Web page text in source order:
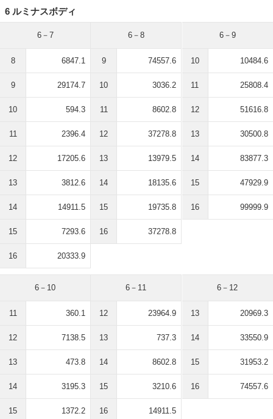
6 ルミナスボディ
6－7
8 6847.1
9 29174.7
10 594.3
11 2396.4
12 17205.6
13 3812.6
14 14911.5
15 7293.6
16 20333.9
6－8
9 74557.6
10 3036.2
11 8602.8
12 37278.8
13 13979.5
14 18135.6
15 19735.8
16 37278.8
6－9
10 10484.6
11 25808.4
12 51616.8
13 30500.8
14 83877.3
15 47929.9
16 99999.9
6－10
11 360.1
12 7138.5
13 473.8
14 3195.3
15 1372.2
6－11
12 23964.9
13 737.3
14 8602.8
15 3210.6
16 14911.5
6－12
13 20969.3
14 33550.9
15 31953.2
16 74557.6